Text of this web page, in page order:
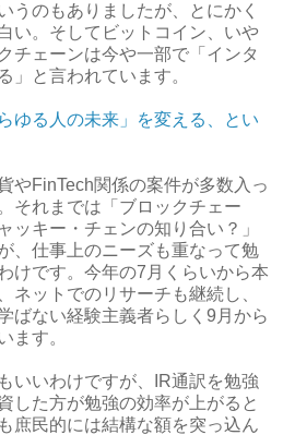
うのもありましたが、とにかく
い。そしてビットコイン、いや
チェーンは今や一部で「インタ
」と言われています。
ゆる人の未来」を変える、とい
やFinTech関係の案件が多数入っ
それまでは「ブロックチェー
ッキー・チェンの知り合い？」
、仕事上のニーズも重なって勉
けです。今年の7月くらいから本
ネットでのリサーチも継続し、
ばない経験主義者らしく9月から
ます。
いいわけですが、IR通訳を勉強
した方が勉強の効率が上がると
庶民的には結構な額を突っ込ん